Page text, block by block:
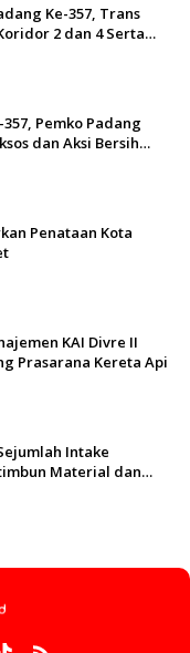
Ke-357, Trans
2 dan 4 Serta
Pemko Padang
dan Aksi Bersih
Penataan Kota
KAI Divre II
Prasarana Kereta Api
Intake
Material dan